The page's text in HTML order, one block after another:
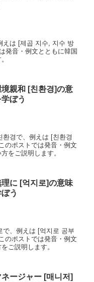
えは [제곱 지수, 지수 방
発音・例文とともに韓国
親和 [친환경]の意
ぼう
경で、例えは [친환경
のポストでは発音・例文
をご説明します。
に [억지로]の意味
う
、例えは [억지로 공부
のポストでは発音・例文
ご説明します。
ージャー [매니저]